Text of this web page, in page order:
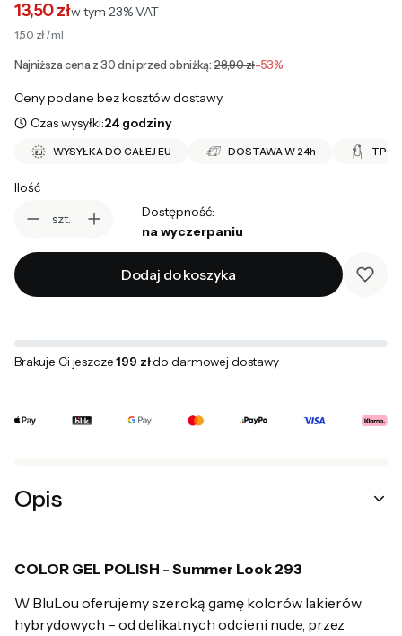
13,50 złw tym 23% VAT
w tym 23%VAT
1,50 zł / ml
Najniższa cena z 30 dni przed obniżką: 28,90 zł-53%
Ceny podane bez kosztów dostawy.
Czas wysyłki:24 godziny
WYSYŁKA DO CAŁEJ EU DOSTAWA W 24h TPO
Ilość
szt.
Dostępność:
na wyczerpaniu
Dodaj do koszyka
Brakuje Ci jeszcze199 złdo darmowej dostawy
Opis
COLOR GEL POLISH - Summer Look 293
W BluLou oferujemy szeroką gamę kolorów lakierów
hybrydowych – od delikatnych odcieni nude, przez